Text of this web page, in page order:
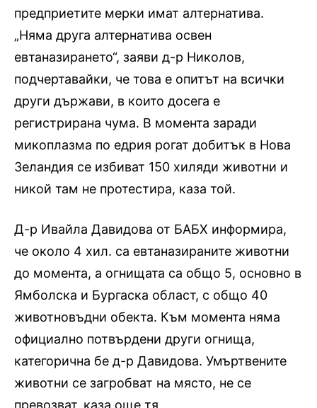
предприетите мерки имат алтернатива.
„Няма друга алтернатива освен
евтаназирането“, заяви д-р Николов,
подчертавайки, че това е опитът на всички
други държави, в които досега е
регистрирана чума. В момента заради
микоплазма по едрия рогат добитък в Нова
Зеландия се избиват 150 хиляди животни и
никой там не протестира, каза той.
Д-р Ивайла Давидова от БАБХ информира,
че около 4 хил. са евтаназираните животни
до момента, а огнищата са общо 5, основно в
Ямболска и Бургаска област, с общо 40
животновъдни обекта. Към момента няма
официално потвърдени други огнища,
категорична бе д-р Давидова. Умъртвените
животни се загробват на място, не се
превозват, каза още тя.